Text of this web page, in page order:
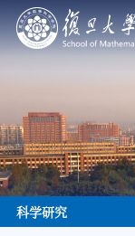
科学研究